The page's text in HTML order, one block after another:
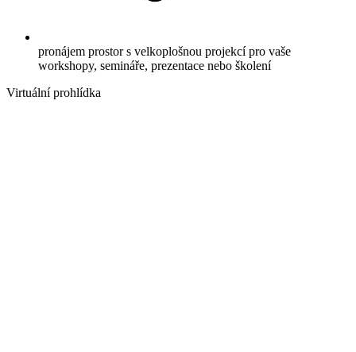
pronájem prostor s velkoplošnou projekcí pro vaše
workshopy, semináře, prezentace nebo školení
Virtuální prohlídka